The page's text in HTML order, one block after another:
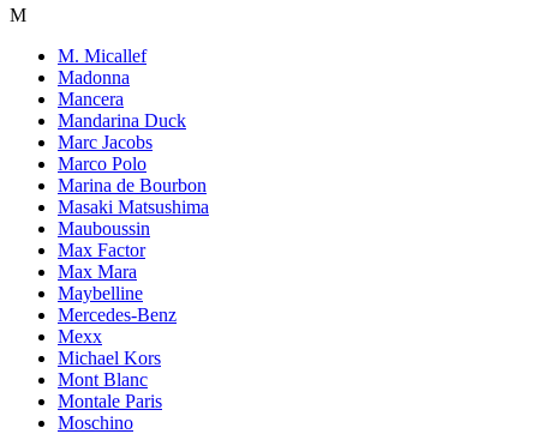
M
M. Micallef
Madonna
Mancera
Mandarina Duck
Marc Jacobs
Marco Polo
Marina de Bourbon
Masaki Matsushima
Mauboussin
Max Factor
Max Mara
Maybelline
Mercedes-Benz
Mexx
Michael Kors
Mont Blanc
Montale Paris
Moschino